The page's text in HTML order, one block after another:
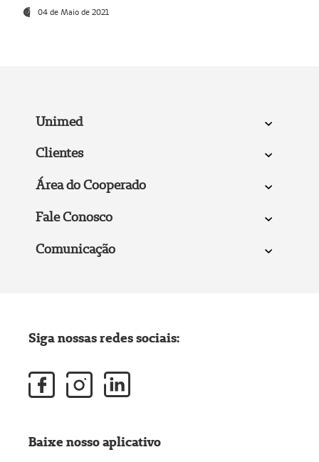
04 de Maio de 2021
Unimed
Clientes
Área do Cooperado
Fale Conosco
Comunicação
Siga nossas redes sociais:
Baixe nosso aplicativo